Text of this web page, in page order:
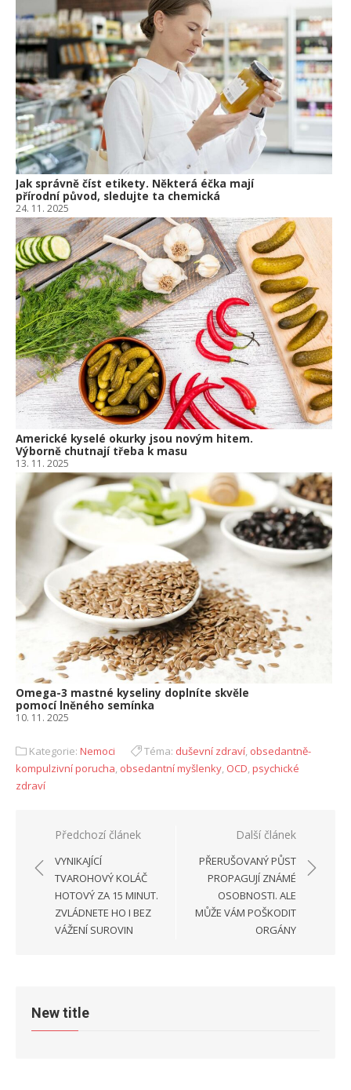
Jak správně číst etikety. Některá éčka mají
přírodní původ, sledujte ta chemická
24. 11. 2025
Americké kyselé okurky jsou novým hitem.
Výborně chutnají třeba k masu
13. 11. 2025
Omega-3 mastné kyseliny doplníte skvěle
pomocí lněného semínka
10. 11. 2025
Kategorie: Nemoci Téma: duševní zdraví, obsedantně-
kompulzivní porucha, obsedantní myšlenky, OCD,psychické
zdraví
Navigace
pro
příspěvek
Předchozí článek
VYNIKAJÍCÍ
TVAROHOVÝ KOLÁČ
HOTOVÝ ZA 15 MINUT.
ZVLÁDNETE HO I BEZ
VÁŽENÍ SUROVIN
Další článek
PŘERUŠOVANÝ PŮST
PROPAGUJÍ ZNÁMÉ
OSOBNOSTI. ALE
MŮŽE VÁM POŠKODIT
ORGÁNY
New title